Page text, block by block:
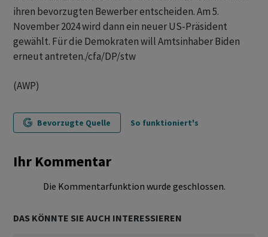
ihren bevorzugten Bewerber entscheiden. Am 5.
November 2024 wird dann ein neuer US-Präsident
gewählt. Für die Demokraten will Amtsinhaber Biden
erneut antreten./cfa/DP/stw
(AWP)
Bevorzugte Quelle So funktioniert's
Ihr Kommentar
Die Kommentarfunktion wurde geschlossen.
DAS KÖNNTE SIE AUCH INTERESSIEREN